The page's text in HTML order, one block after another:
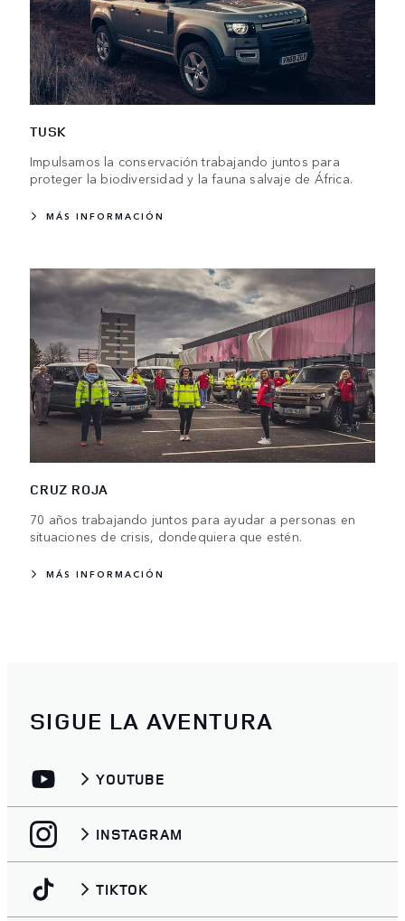
TUSK
Impulsamos la conservación trabajando juntos para
proteger la biodiversidad y la fauna salvaje de África.
MÁS INFORMACIÓN
CRUZ ROJA
70 años trabajando juntos para ayudar a personas en
situaciones de crisis, dondequiera que estén.
MÁS INFORMACIÓN
SIGUE LA AVENTURA
YOUTUBE
INSTAGRAM
TIKTOK